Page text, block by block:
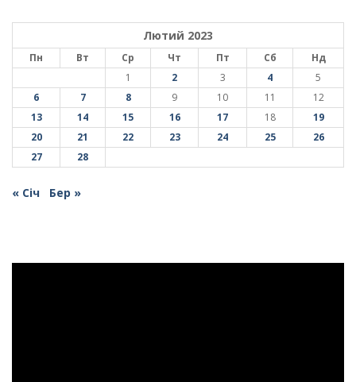
Лютий 2023
Пн Вт Ср Чт Пт Сб
Нд
1
2 3 4
5
6
7 8 9 10 11
12
13
14 15 16 17 18
19
20
21 22 23 24 25
26
27
28
« Січ Бер »